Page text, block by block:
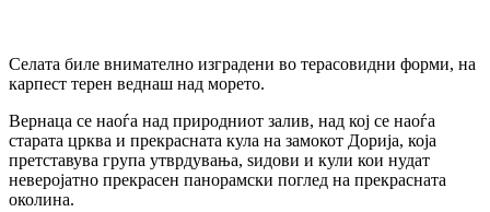
Селата биле внимателно изградени во терасовидни форми, на
карпест терен веднаш над морето.
Вернаца се наоѓа над природниот залив, над кој се наоѓа
старата црква и прекрасната кула на замокот Дорија, која
претставува група утврдувања, ѕидови и кули кои нудат
неверојатно прекрасен панорамски поглед на прекрасната
околина.